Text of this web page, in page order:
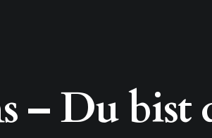
– Du bist